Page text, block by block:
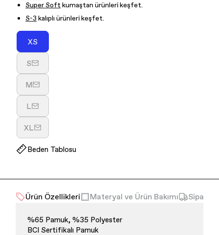
Super Softkumaştan ürünleri keşfet.
S-3 kalıplı ürünleri keşfet.
XSVaryasyon
tükendi
veya
kullanılamıyor
SVaryasyon
tükendi
veya
kullanılamıyor
MVaryasyon
tükendi
veya
kullanılamıyor
LVaryasyon
tükendi
veya
kullanılamıyor
XLVaryasyon
veya
Beden Tablosu
Ürün Özellikleri Materyal ve Ürün Bakımı Sipariş
%65 Pamuk, %35 Polyester
BCI Sertifikalı Pamuk